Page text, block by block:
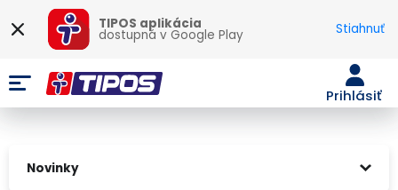
TIPOS aplikácia
dostupná vGoogle Play Stiahnuť
Prihlásiť
Novinky